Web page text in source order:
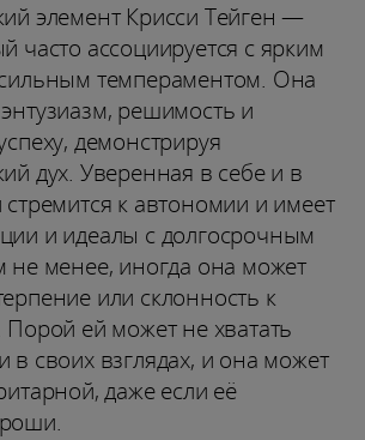
элемент Крисси Тейген —
часто ассоциируется с ярким
темпераментом. Она
решимость и
демонстрируя
дух. Уверенная в себе и в
к автономии и имеет
и идеалы с долгосрочным
не менее, иногда она может
или склонность к
Порой ей может не хватать
в своих взглядах, и она может
даже если её